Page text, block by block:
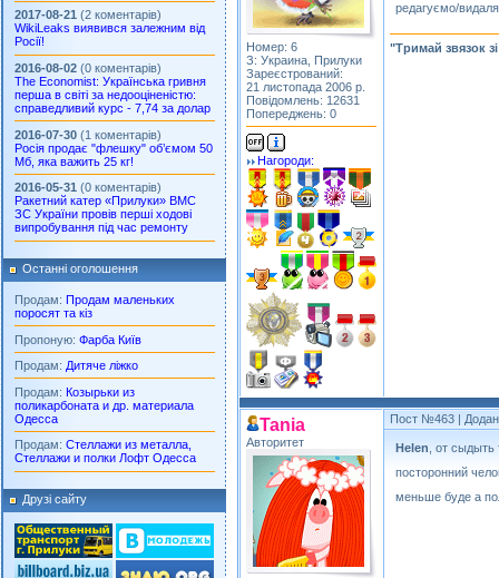
2017-08-21 (2 коментарів)
WikiLeaks виявився залежним від
Росії!
2016-08-02 (0 коментарів)
The Economist: Українська гривня
перша в світі за недооціненістю:
справедливий курс - 7,74 за долар
2016-07-30 (1 коментарів)
Росія продає "флешку" об’ємом 50
Мб, яка важить 25 кг!
2016-05-31 (0 коментарів)
Ракетний катер «Прилуки» ВМС
ЗС України провів перші ходові
випробування під час ремонту
Останні оголошення
Продам: Продам маленьких
поросят та кіз
Пропоную: Фарба Київ
Продам: Дитяче ліжко
Продам: Козырьки из
поликарбоната и др. материала
Одесса
Продам: Стеллажи из металла,
Стеллажи и полки Лофт Одесса
Друзі сайту
Номер: 6
З: Украина, Прилуки
Зареєстрований:
21 листопада 2006 р.
Повідомлень: 12631
Попереджень: 0
Нагороди:
редагуємо/
"Тримай звязок
Tania
Авторитет
Пост №463 |
Helen , от
посторонний
меньше буде а